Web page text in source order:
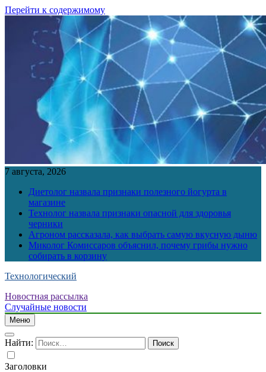
Перейти к содержимому
7 августа, 2026
Диетолог назвала признаки полезного йогурта в
магазине
Технолог назвала признаки опасной для здоровья
черники
Агроном рассказала, как выбрать самую вкусную дыню
Миколог Комиссаров объяснил, почему грибы нужно
собирать в корзину
Технологический
Новостная рассылка
Случайные новости
Меню
Найти:
Заголовки